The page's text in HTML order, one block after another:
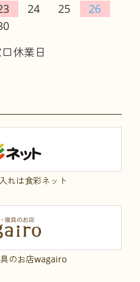
24 25
26
れは食彩ネット
のお店wagairo